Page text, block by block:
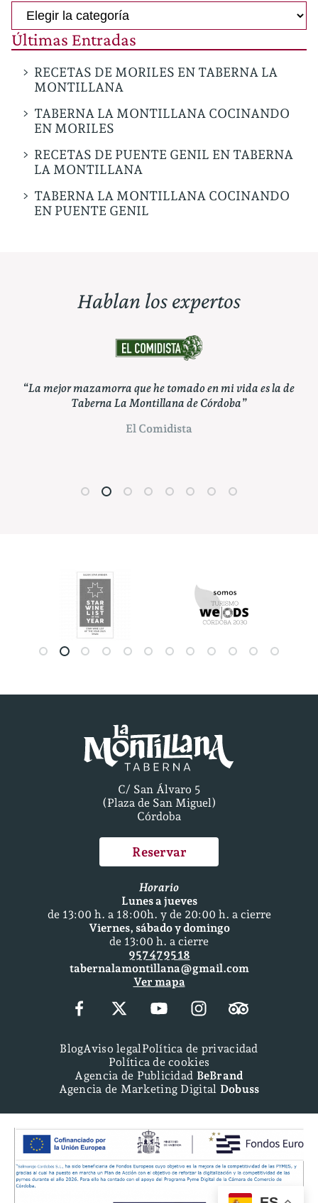
Categorías
Últimas Entradas
RECETAS DE MORILES EN TABERNA LA
MONTILLANA
TABERNA LA MONTILLANA COCINANDO
EN MORILES
RECETAS DE PUENTE GENIL EN TABERNA
LA MONTILLANA
TABERNA LA MONTILLANA COCINANDO
EN PUENTE GENIL
Hablan los expertos
mazamorra que he tomado en mi vida es la de
Taberna La Montillana de Córdoba”
El Comidista
“Pueden
C/ San Álvaro 5
(Plaza de San Miguel)
Córdoba
Reservar
Horario
Lunes a jueves
de 13:00 h. a 18:00h. y de 20:00 h. a cierre
Viernes, sábado y domingo
de 13:00 h. a cierre
957 47 95 18
tabernalamontillana@gmail.com
Ver mapa
BlogAviso legal Política de privacidad
Política de cookies
Agencia de Publicidad BeBrand
Agencia de Marketing Digital Dobuss